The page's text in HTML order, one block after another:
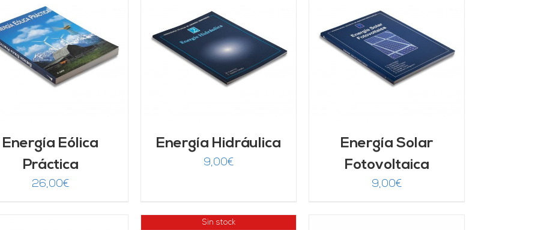
Energía Eólica
Práctica
26,00€
AÑADIR AL CARRITO
/
DETALLES
Energía Hidráulica
9,00€
AÑADIR AL CARRITO
DETALLES
Energía Solar
Fotovoltaica
9,00€
Sin stock